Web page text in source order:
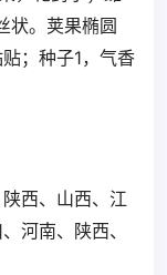
状。荚果椭圆
；种子1，气香
西、山西、江
河南、陕西、